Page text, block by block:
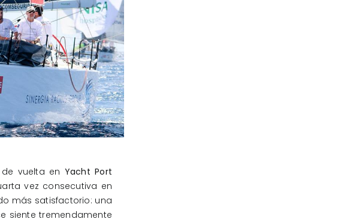
vuelta en Yacht Port
vez consecutiva en
más satisfactorio: una
siente tremendamente